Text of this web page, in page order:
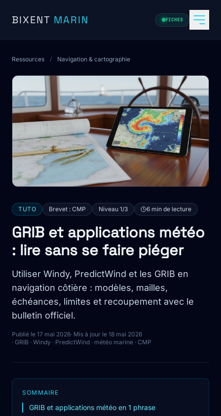
BIXENT MARIN FICHES
Ressources / Navigation & cartographie
TUTO Brevet : CMP Niveau 1/3 6 min de lecture
GRIB et applications météo
: lire sans se faire piéger
Utiliser Windy, PredictWind et les GRIB en
navigation côtière : modèles, mailles,
échéances, limites et recoupement avec le
bulletin officiel.
Publié le 17 mai 2026· Mis à jour le 18 mai 2026
· GRIB · Windy · PredictWind · météo marine · CMP
SOMMAIRE
GRIB et applications météo en 1 phrase